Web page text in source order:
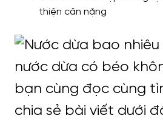
thiện cân nặng